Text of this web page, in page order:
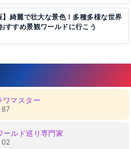
】綺麗で壮大な景色！多種多様な世界
すすめ景観ワールドに行こう
ワマスター
ールド巡り専門家